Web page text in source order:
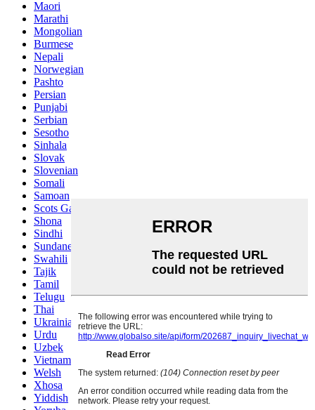
Maori
Marathi
Mongolian
Burmese
Nepali
Norwegian
Pashto
Persian
Punjabi
Serbian
Sesotho
Sinhala
Slovak
Slovenian
Somali
Samoan
Scots Gaelic
Shona
Sindhi
Sundanese
Swahili
Tajik
Tamil
Telugu
Thai
Ukrainian
Urdu
Uzbek
Vietnamese
Welsh
Xhosa
Yiddish